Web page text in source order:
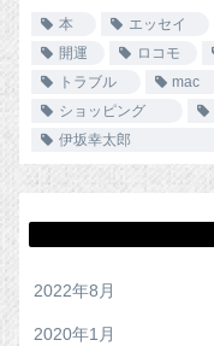
本 エッセイ
開運
ロコモ
トラブル
mac
ショッピング
伊坂幸太郎
2022年8月
2020年1月